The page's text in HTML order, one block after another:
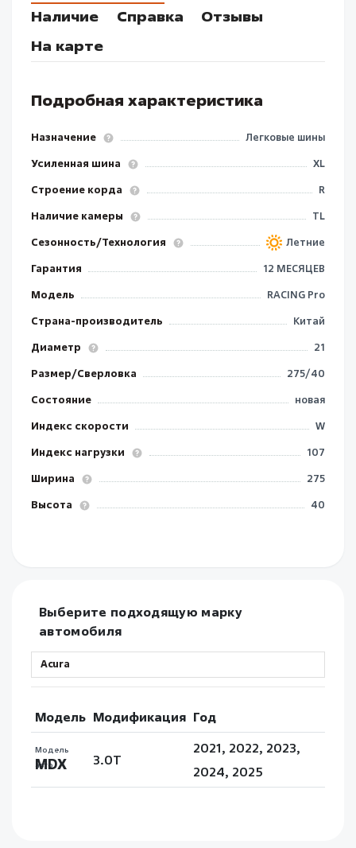
Наличие
Справка
Отзывы
На карте
Подробная характеристика
Назначение
Легковые шины
Усиленная шина
XL
Строение корда
R
Наличие камеры
TL
Сезонность/Технология
Летние
Гарантия
12 МЕСЯЦЕВ
Модель
RACING Pro
Страна-производитель
Китай
Диаметр
21
Размер/Сверловка
275/40
Состояние
новая
Индекс скорости
W
Индекс нагрузки
107
Ширина
275
Высота
40
Выберите подходящую марку
автомобиля
Модель Модификация Год
Модель
авто
MDX 3.0T
2021, 2022, 2023,
2024, 2025